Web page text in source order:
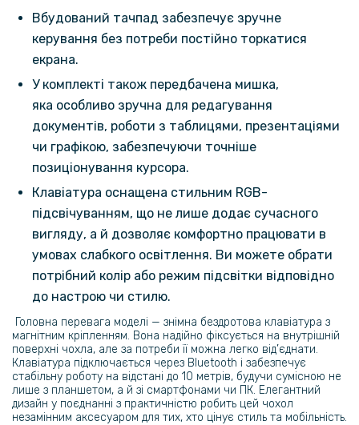
Вбудований тачпад забезпечує зручне
керування без потреби постійно торкатися
екрана.
У комплекті також передбачена мишка,
яка особливо зручна для редагування
документів, роботи з таблицями, презентаціями
чи графікою, забезпечуючи точніше
позиціонування курсора.
Клавіатура оснащена стильним RGB-
підсвічуванням, що не лише додає сучасного
вигляду, а й дозволяє комфортно працювати в
умовах слабкого освітлення. Ви можете обрати
потрібний колір або режим підсвітки відповідно
до настрою чи стилю.
Головна перевага моделі — знімна бездротова клавіатура з
магнітним кріпленням. Вона надійно фіксується на внутрішній
поверхні чохла, але за потреби її можна легко від’єднати.
Клавіатура підключається через Bluetooth і забезпечує
стабільну роботу на відстані до 10 метрів, будучи сумісною не
лише з планшетом, а й зі смартфонами чи ПК. Елегантний
дизайн у поєднанні з практичністю робить цей чохол
незамінним аксесуаром для тих, хто цінує стиль та мобільність.